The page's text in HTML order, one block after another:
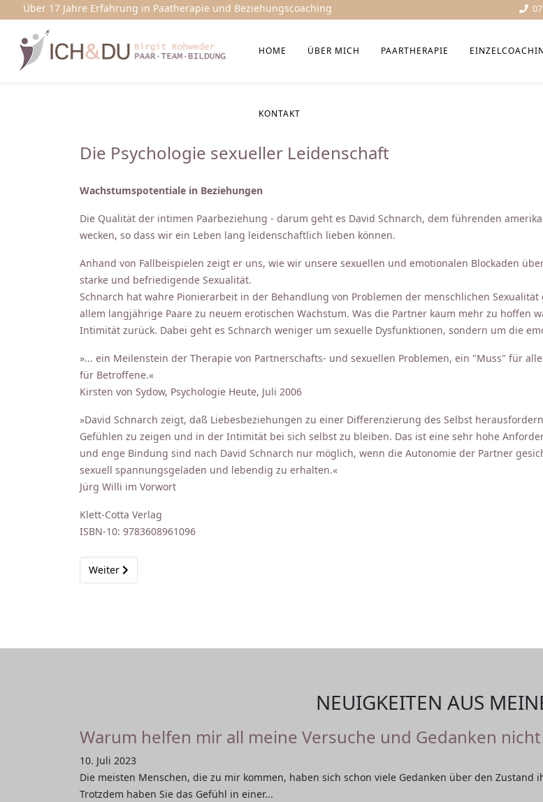
Über 17 Jahre Erfahrung in Paatherapie und Beziehungscoaching
HOME ÜBER MICH PAARTHERAPIE
KONTAKT
Die Psychologie sexueller Leidenschaft
Wachstumspotentiale in Beziehungen
Die Qualität der intimen Paarbeziehung - darum geht es David Schnarch, dem führenden
wecken, so dass wir ein Leben lang leidenschaftlich lieben können.
Anhand von Fallbeispielen zeigt er uns, wie wir unsere sexuellen und emotionalen Blockaden
starke und befriedigende Sexualität.
Schnarch hat wahre Pionierarbeit in der Behandlung von Problemen der menschlichen
allem langjährige Paare zu neuem erotischen Wachstum. Was die Partner kaum mehr zu
Intimität zurück. Dabei geht es Schnarch weniger um sexuelle Dysfunktionen, sondern um die
»... ein Meilenstein der Therapie von Partnerschafts- und sexuellen Problemen, ein "Muss" für
für Betroffene.«
Kirsten von Sydow, Psychologie Heute, Juli 2006
»David Schnarch zeigt, daß Liebesbeziehungen zu einer Differenzierung des Selbst
Gefühlen zu zeigen und in der Intimität bei sich selbst zu bleiben. Das ist eine sehr hohe
und enge Bindung sind nach David Schnarch nur möglich, wenn die Autonomie der Partner
sexuell spannungsgeladen und lebendig zu erhalten.«
Jürg Willi im Vorwort
Klett-Cotta Verlag
ISBN-10: 9783608961096
Nächster Beitrag: Dr. David Schnarch – Intimität & Verlangen
Weiter
NEUIGKEITEN AUS
Warum helfen mir all meine Versuche und Gedanken
10. Juli 2023
Die meisten Menschen, die zu mir kommen, haben sich schon viele Gedanken über den
Trotzdem haben Sie das Gefühl in einer...